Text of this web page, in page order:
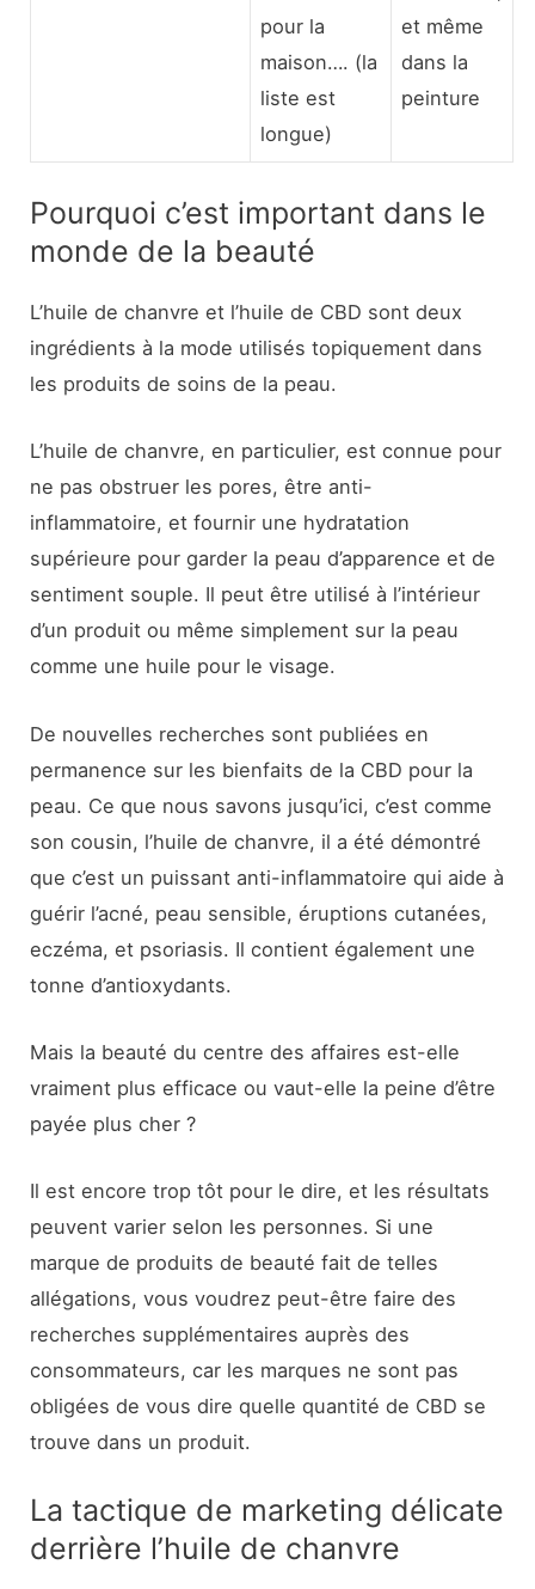
pour la
maison…. (la
liste est
longue)
et même
dans la
peinture
Pourquoi c’est important dans le
monde de la beauté
L’huile de chanvre et l’huile de CBD sont deux
ingrédients à la mode utilisés topiquement dans
les produits de soins de la peau.
L’huile de chanvre, en particulier, est connue pour
ne pas obstruer les pores, être anti-
inflammatoire, et fournir une hydratation
supérieure pour garder la peau d’apparence et de
sentiment souple. Il peut être utilisé à l’intérieur
d’un produit ou même simplement sur la peau
comme une huile pour le visage.
De nouvelles recherches sont publiées en
permanence sur les bienfaits de la CBD pour la
peau. Ce que nous savons jusqu’ici, c’est comme
son cousin, l’huile de chanvre, il a été démontré
que c’est un puissant anti-inflammatoire qui aide à
guérir l’acné, peau sensible, éruptions cutanées,
eczéma, et psoriasis. Il contient également une
tonne d’antioxydants.
Mais la beauté du centre des affaires est-elle
vraiment plus efficace ou vaut-elle la peine d’être
payée plus cher ?
Il est encore trop tôt pour le dire, et les résultats
peuvent varier selon les personnes. Si une
marque de produits de beauté fait de telles
allégations, vous voudrez peut-être faire des
recherches supplémentaires auprès des
consommateurs, car les marques ne sont pas
obligées de vous dire quelle quantité de CBD se
trouve dans un produit.
La tactique de marketing délicate
derrière l’huile de chanvre